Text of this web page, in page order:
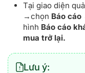
Tại giao diện
→chọn Báo cáo
hình Báo cáo
mua trở lại.
Lưu ý: